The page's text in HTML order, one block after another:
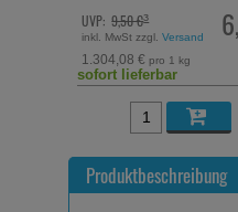
UVP: 9,50 €³
inkl. MwSt zzgl.Versand
1.304,08 € pro 1 kg
sofort lieferbar
Produktbeschreibung